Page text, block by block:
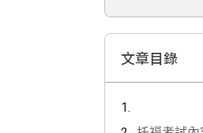
文章目錄